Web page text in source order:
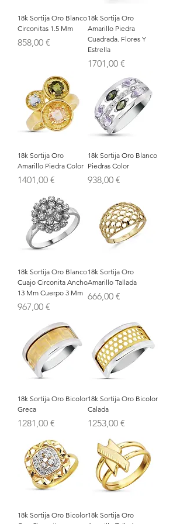
18k Sortija Oro Blanco
Circonitas 1.5 Mm
Precio
858,00 €
18k Sortija Oro
Amarillo Piedra
Cuadrada. Flores Y
Estrella
Precio
1701,00 €
18k Sortija Oro
Amarillo Piedra Color
Precio
1401,00 €
18k Sortija Oro Blanco
Piedras Color
Precio
938,00 €
18k Sortija Oro Blanco
Cuajo Circonita Ancho
13 Mm Cuerpo 3 Mm
Precio
967,00 €
18k Sortija Oro
Amarillo Tallada
Precio
666,00 €
18k Sortija Oro Bicolor
Greca
Precio
1281,00 €
18k Sortija Oro Bicolor
Calada
Precio
1253,00 €
18k Sortija Oro Bicolor18k Sortija Oro